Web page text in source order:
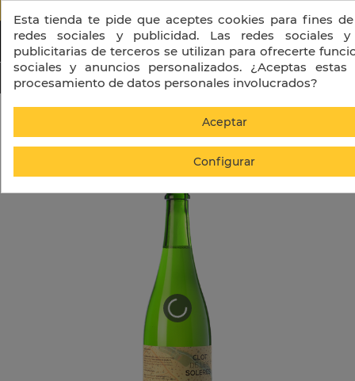
Clot de les Soleres Macabeo
Esta tienda te pide que aceptes cookies para fines
redes sociales y publicidad. Las redes sociales
publicitarias de terceros se utilizan para ofrecerte
sociales y anuncios personalizados. ¿Aceptas
procesamiento de datos personales involucrados?
Aceptar
Configurar